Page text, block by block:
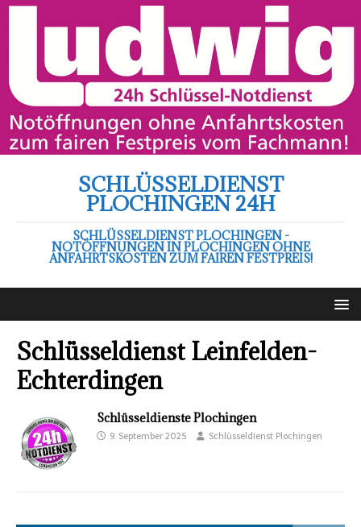
SCHLÜSSELDIENST
PLOCHINGEN 24H
SCHLÜSSELDIENST PLOCHINGEN -
NOTÖFFNUNGEN IN PLOCHINGEN OHNE
ANFAHRTSKOSTEN ZUM FAIREN FESTPREIS!
Schlüsseldienst Leinfelden-
Echterdingen
Schlüsseldienste Plochingen
9. September 2025 Schlüsseldienst Plochingen